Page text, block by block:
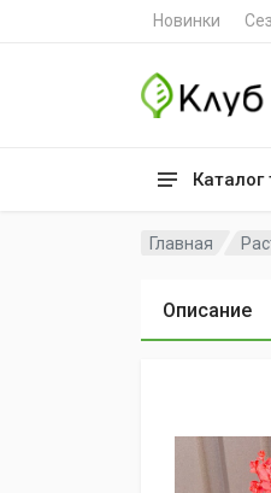
Новинки
Каталог
Главная
Описание